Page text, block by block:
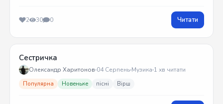
2 30 0 Читати
Сестричка
Олександр Харитонов 04 Серпень Музика 1 хв читати
Популярна Новеньке пісні Вірш